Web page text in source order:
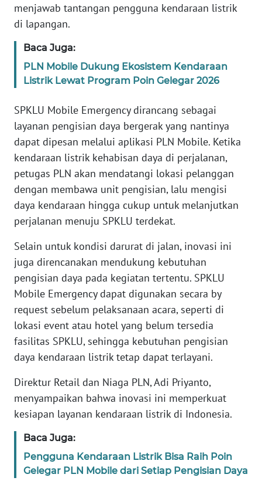
menjawab tantangan pengguna kendaraan listrik
di lapangan.
Baca Juga:
PLN Mobile Dukung Ekosistem Kendaraan
Listrik Lewat Program Poin Gelegar 2026
SPKLU Mobile Emergency dirancang sebagai
layanan pengisian daya bergerak yang nantinya
dapat dipesan melalui aplikasi PLN Mobile. Ketika
kendaraan listrik kehabisan daya di perjalanan,
petugas PLN akan mendatangi lokasi pelanggan
dengan membawa unit pengisian, lalu mengisi
daya kendaraan hingga cukup untuk melanjutkan
perjalanan menuju SPKLU terdekat.
Selain untuk kondisi darurat di jalan, inovasi ini
juga direncanakan mendukung kebutuhan
pengisian daya pada kegiatan tertentu. SPKLU
Mobile Emergency dapat digunakan secara by
request sebelum pelaksanaan acara, seperti di
lokasi event atau hotel yang belum tersedia
fasilitas SPKLU, sehingga kebutuhan pengisian
daya kendaraan listrik tetap dapat terlayani.
Direktur Retail dan Niaga PLN, Adi Priyanto,
menyampaikan bahwa inovasi ini memperkuat
kesiapan layanan kendaraan listrik di Indonesia.
Baca Juga:
Pengguna Kendaraan Listrik Bisa Raih Poin
Gelegar PLN Mobile dari Setiap Pengisian Daya
MEDIA
SIBER
Wahana
News
Regional
WN
SUMUT
WN
JAKARTA
WN
WN
BANTEN
WN
NTT
WN
KEPRI
WN
PAPUA